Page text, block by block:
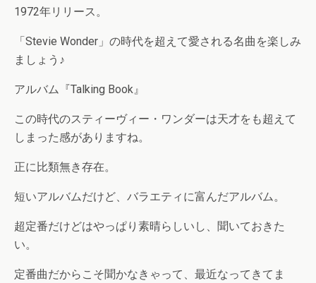
1972年リリース。
「Stevie Wonder」の時代を超えて愛される名曲を楽しみ
ましょう♪
アルバム『Talking Book』
この時代のスティーヴィー・ワンダーは天才をも超えて
しまった感がありますね。
正に比類無き存在。
短いアルバムだけど、バラエティに富んだアルバム。
超定番だけどはやっぱり素晴らしいし、聞いておきた
い。
定番曲だからこそ聞かなきゃって、最近なってきてま